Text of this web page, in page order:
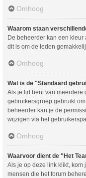
Omhoog
Waarom staan
De beheerder kan een kleur
dit is om de leden
Omhoog
Wat is de "Standaard
Als je lid bent van meerdere
gebruikersgroep gebruikt
beheerder kan je de
wijzigen via het
Omhoog
Waarvoor dient de "Het
Als je op deze link klikt,
mensen die het forum